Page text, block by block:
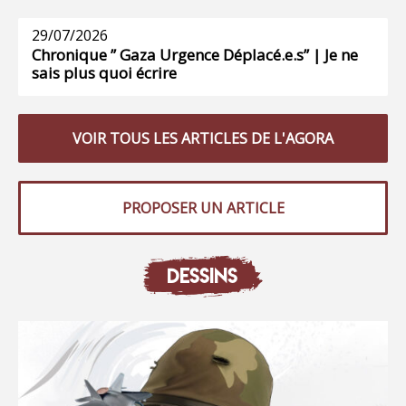
29/07/2026
Chronique ” Gaza Urgence Déplacé.e.s” | Je ne
sais plus quoi écrire
VOIR TOUS LES ARTICLES DE L'AGORA
PROPOSER UN ARTICLE
DESSINS